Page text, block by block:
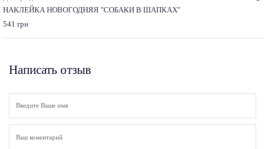
НАКЛЕЙКА НОВОГОДНЯЯ "СОБАКИ В ШАПКАХ"
541 грн
Написать отзыв